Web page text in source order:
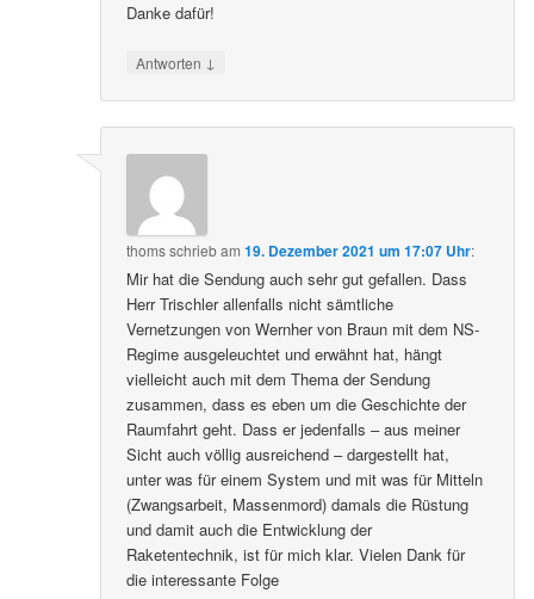
Danke dafür!
Antworten ↓
thomsschriebam19. Dezember 2021 um 17:07 Uhr:
Mir hat die Sendung auch sehr gut gefallen. Dass
Herr Trischler allenfalls nicht sämtliche
Vernetzungen von Wernher von Braun mit dem NS-
Regime ausgeleuchtet und erwähnt hat, hängt
vielleicht auch mit dem Thema der Sendung
zusammen, dass es eben um die Geschichte der
Raumfahrt geht. Dass er jedenfalls – aus meiner
Sicht auch völlig ausreichend – dargestellt hat,
unter was für einem System und mit was für Mitteln
(Zwangsarbeit, Massenmord) damals die Rüstung
und damit auch die Entwicklung der
Raketentechnik, ist für mich klar. Vielen Dank für
die interessante Folge